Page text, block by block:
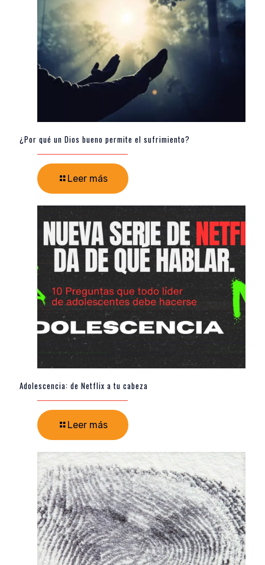
¿Por qué un Dios bueno permite el sufrimiento?
Leer más
Adolescencia: de Netflix a tu cabeza
Leer más